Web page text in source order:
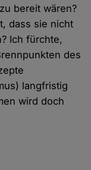
bereit wären?
dass sie nicht
Ich fürchte,
des
langfristig
wird doch